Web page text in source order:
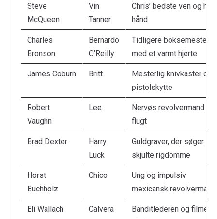
Steve
McQueen
Vin
Tanner
Chris’ bedste ven og
hånd
Charles
Bronson
Bernardo
O’Reilly
Tidligere boksemester
med et varmt hjerte
James Coburn Britt
Mesterlig knivkaster og
pistolskytte
Robert
Vaughn
Lee
Nervøs revolvermand på
flugt
Brad Dexter
Harry
Luck
Guldgraver, der søger
skjulte rigdomme
Horst
Buchholz
Chico
Ung og impulsiv
mexicansk revolvermand
Eli Wallach Calvera
Banditlederen og filmens